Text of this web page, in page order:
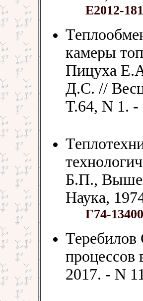
Е2012-
камеры
Пицуха
Д.С. //
Т.64, N 1. -
Б.П.,
Наука,
Г74-13400
Теребилов
процессов
2017. - N